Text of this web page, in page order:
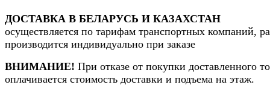
ДОСТАВКА В БЕЛАРУСЬ И КАЗАХСТАН
осуществляется по тарифам транспортных компаний,
производится индивидуально при заказе
ВНИМАНИЕ! При отказе от покупки доставленного
оплачивается стоимость доставки и подъема на этаж.